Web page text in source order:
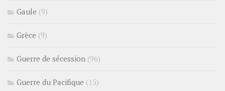
Gaule (9)
Grèce (9)
Guerre de sécession (96)
Guerre du Pacifique (15)